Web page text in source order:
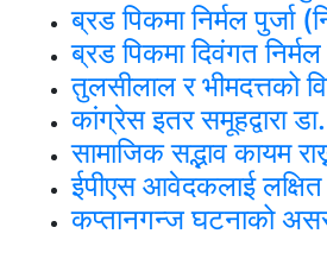
ब्रड पिकमा निर्मल
ब्रड पिकमा दिवंगत
तुलसीलाल र भीमदत्तको
कांग्रेस इतर समूहद्वारा
सामाजिक सद्भाव कायम
ईपीएस आवेदकलाई लक्षित
कप्तानगन्ज घटनाको